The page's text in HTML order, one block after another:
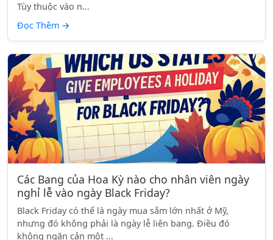
Tùy thuộc vào n...
Đọc Thêm →
Các Bang của Hoa Kỳ nào cho nhân viên ngày
nghỉ lễ vào ngày Black Friday?
Black Friday có thể là ngày mua sắm lớn nhất ở Mỹ,
nhưng đó không phải là ngày lễ liên bang. Điều đó
không ngăn cản một ...